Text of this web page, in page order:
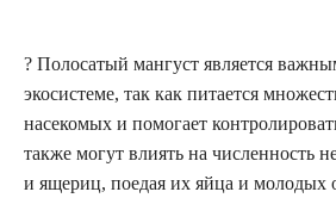
? Полосатый мангуст является
экосистеме, так как питается
насекомых и помогает
также могут влиять на численность
и ящериц, поедая их яйца и молодых